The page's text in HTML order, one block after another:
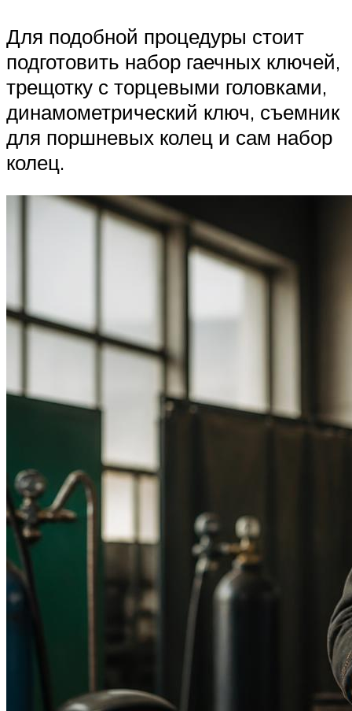
Для подобной процедуры стоит
подготовить набор гаечных ключей,
трещотку с торцевыми головками,
динамометрический ключ, съемник
для поршневых колец и сам набор
колец.